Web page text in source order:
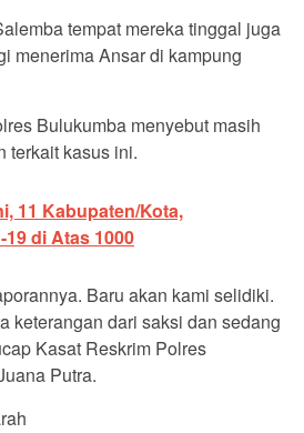
tempat mereka tinggal juga
menerima Ansar di kampung
Bulukumba menyebut masih
terkait kasus ini.
11 Kabupaten/Kota,
di Atas 1000
Baru akan kami selidiki.
keterangan dari saksi dan sedang
Kasat Reskrim Polres
Putra.